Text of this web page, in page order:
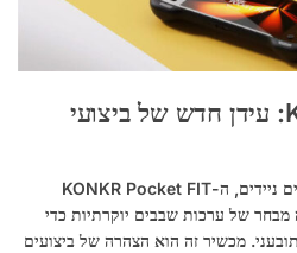
KONKR Pocket FIT: עידן חדש של ביצועי
בעולם התחרותי ביותר של משחקים ניידים, ה-KONKR Pocket FIT
של ערכות שבבים יוקרתיות כדי
מכשיר זה הוא הצהרה של ביצועים